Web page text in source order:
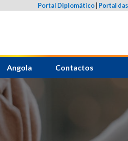
Portal Diplomático Portal
Angola Contactos